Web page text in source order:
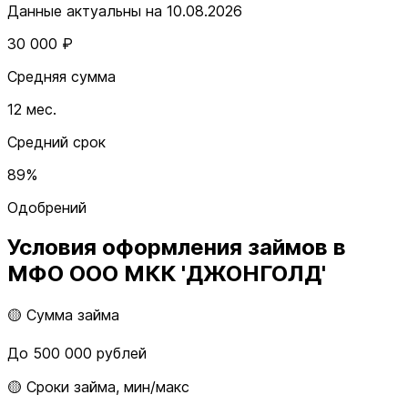
Данные актуальны на 10.08.2026
30 000 ₽
Средняя сумма
12 мес.
Средний срок
89%
Одобрений
Условия оформления займов в
МФО ООО МКК 'ДЖОНГОЛД'
🟡 Сумма займа
До 500 000 рублей
🟡 Сроки займа, мин/макс